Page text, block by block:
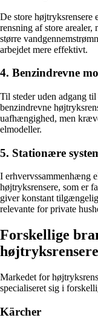
De store højtryksrensere
rensning af store
større
arbejdet mere effektivt.
4. Benzindrevne
Til steder uden adgang
benzindrevne
uafhængighed, men
elmodeller.
5. Stationære
I erhvervssammenhæng
højtryksrensere, som er
giver konstant
relevante for private
Forskellige
højtryksrensere
Markedet for
specialiseret sig i
Kärcher